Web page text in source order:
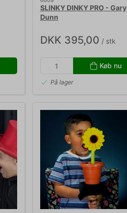
SLINKY DINKY PRO - Gary
Dunn
DKK 395,00 / stk
Køb nu
På lager